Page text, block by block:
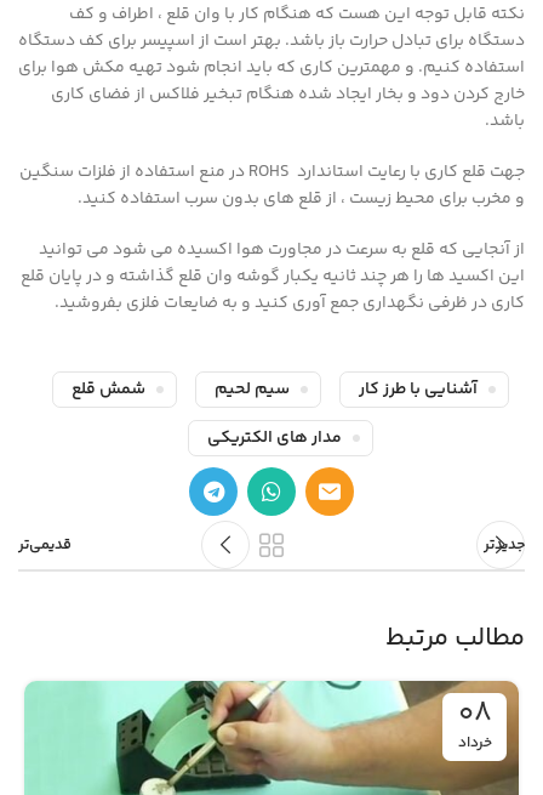
نکته قابل توجه این هست که هنگام کار با وان قلع ، اطراف و کف
دستگاه برای تبادل حرارت باز باشد. بهتر است از اسپیسر برای کف دستگاه
استفاده کنیم. و مهمترین کاری که باید انجام شود تهیه مکش هوا برای
خارج کردن دود و بخار ایجاد شده هنگام تبخیر فلاکس از فضای کاری
باشد.
جهت قلع کاری با رعایت استاندارد ROHS در منع استفاده از فلزات سنگین
و مخرب برای محیط زیست ، از قلع های بدون سرب استفاده کنید.
از آنجایی که قلع به سرعت در مجاورت هوا اکسیده می شود می توانید
این اکسید ها را هر چند ثانیه یکبار گوشه وان قلع گذاشته و در پایان قلع
کاری در ظرفی نگهداری جمع آوری کنید و به ضایعات فلزی بفروشید.
آشنایی با طرز کار سیم لحیم
شمش قلع
مدار های الکتریکی
جدیدتر قدیمی‌تر
مطالب مرتبط
۰۸
خرداد